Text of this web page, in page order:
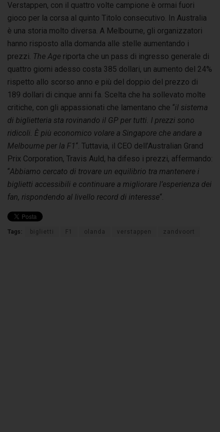
Verstappen, con il quattro volte campione è ormai fuori
gioco per la corsa al quinto Titolo consecutivo. In Australia
è una storia molto diversa. A Melbourne, gli organizzatori
hanno risposto alla domanda alle stelle aumentando i
prezzi. The Age riporta che un pass di ingresso generale di
quattro giorni adesso costa 385 dollari, un aumento del 24%
rispetto allo scorso anno e più del doppio del prezzo di
189 dollari di cinque anni fa. Scelta che ha sollevato molte
critiche, con gli appassionati che lamentano che “il sistema
di biglietteria sta rovinando il GP per tutti. I prezzi sono
ridicoli. È più economico volare a Singapore che andare a
Melbourne per la F1 “. Tuttavia, il CEO dell’Australian Grand
Prix Corporation, Travis Auld, ha difeso i prezzi, affermando:
“Abbiamo cercato di trovare un equilibrio tra mantenere i
biglietti accessibili e continuare a migliorare l’esperienza dei
fan, rispondendo al livello record di interesse“.
Tags: biglietti F1 olanda verstappen zandvoort